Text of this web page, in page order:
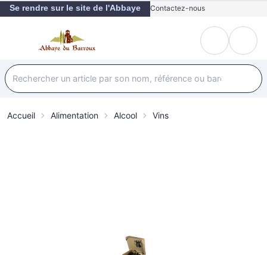
Se rendre sur le site de l'Abbaye Contactez-nous
Accueil Alimentation Alcool Vins